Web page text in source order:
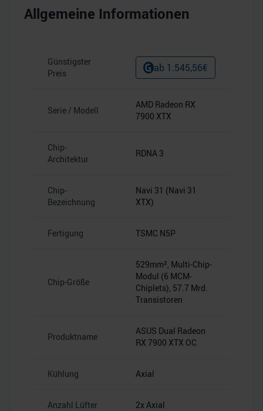
Allgemeine Informationen
Günstigster
Preis
ab 1.545,56€
Serie / Modell
AMD Radeon RX
7900 XTX
Chip-
Architektur
RDNA 3
Chip-
Bezeichnung
Navi 31 (Navi 31
XTX)
Fertigung TSMC N5P
Chip-Größe
529mm², Multi-Chip-
Modul (6 MCM-
Chiplets), 57.7 Mrd.
Transistoren
Produktname
ASUS Dual Radeon
RX 7900 XTX OC
Kühlung Axial
Anzahl Lüfter 2x Axial